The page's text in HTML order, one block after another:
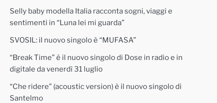
Selly baby modella Italia racconta sogni, viaggi e
sentimenti in “Luna lei mi guarda”
SVOSIL: il nuovo singolo è “MUFASA”
“Break Time” è il nuovo singolo di Dose in radio e in
digitale da venerdì 31 luglio
“Che ridere” (acoustic version) è il nuovo singolo di
Santelmo